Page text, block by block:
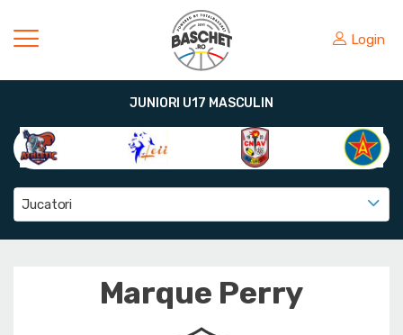
Login
JUNIORI U17 MASCULIN
Jucatori
Marque Perry